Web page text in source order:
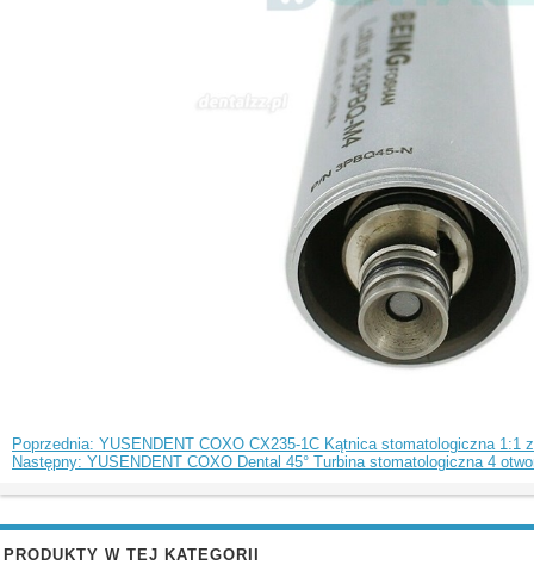
Poprzednia: YUSENDENT COXO CX235-1C Kątnica stomatologiczna 1:1
Następny: YUSENDENT COXO Dental 45° Turbina stomatologiczna 4
PRODUKTY W TEJ KATEGORII